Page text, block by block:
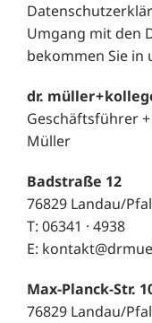
Umgang mit den
bekommen Sie in
dr. müller +
Geschäftsführer
Müller
Badstraße 12
76829 Landau/
T: 06341 · 4938
E:
Max-Planck-Str.
76829 Landau/